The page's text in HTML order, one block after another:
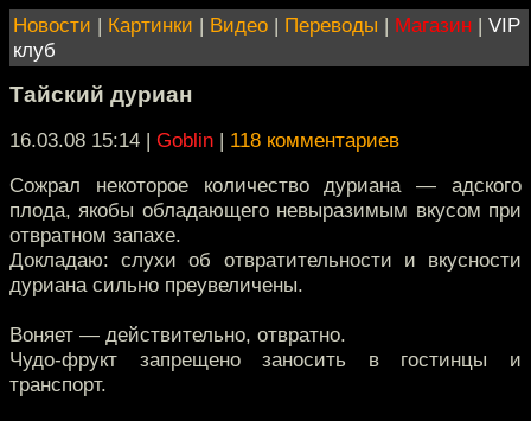
Новости | Картинки | Видео | Переводы | Магазин | VIP
клуб
Тайский дуриан
16.03.08 15:14 | Goblin | 118 комментариев
Сожрал некоторое количество дуриана — адского
плода, якобы обладающего невыразимым вкусом при
отвратном запахе.
Докладаю: слухи об отвратительности и вкусности
дуриана сильно преувеличены.
Воняет — действительно, отвратно.
Чудо-фрукт запрещено заносить в гостинцы и
транспорт.